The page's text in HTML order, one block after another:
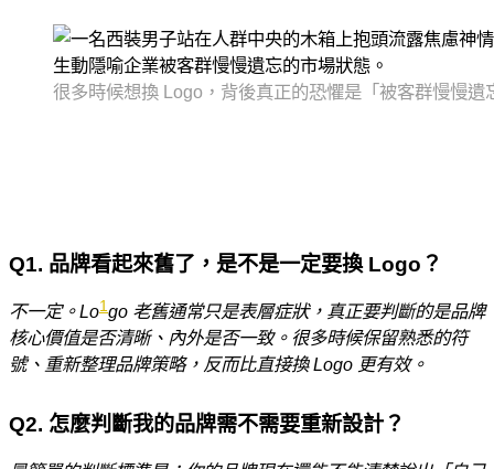
很多時候想換 Logo，背後真正的恐懼是「被客群慢慢
Q1. 品牌看起來舊了，是不是一定要換 Logo？
不一定。Lo1 go 老舊通常只是表層症狀，真正要判斷的是品牌
核心價值是否清晰、內外是否一致。很多時候保留熟悉的符
號、重新整理品牌策略，反而比直接換 Logo 更有效。
Q2. 怎麼判斷我的品牌需不需要重新設計？